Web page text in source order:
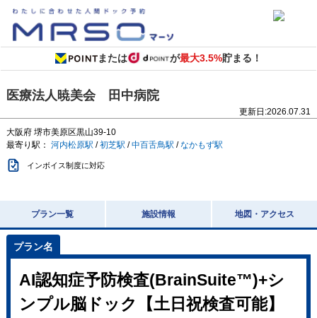
または が最大3.5%貯まる！
医療法人暁美会 田中病院
更新日:2026.07.31
大阪府 堺市美原区黒山39-10
最寄り駅： 河内松原駅 /初芝駅 /中百舌鳥駅 /なかもず駅
インボイス制度に対応
プラン一覧 施設情報 地図・アクセス
AI認知症予防検査(BrainSuite™)+シ
ンプル脳ドック【土日祝検査可能】